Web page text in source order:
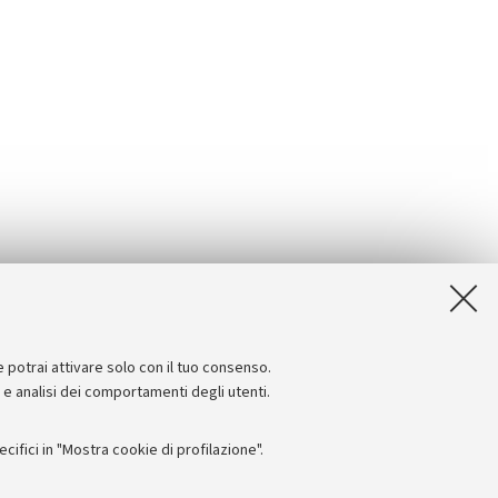
attivare solo con il tuo consenso.
analisi dei comportamenti degli utenti.
in "Mostra cookie di profilazione".